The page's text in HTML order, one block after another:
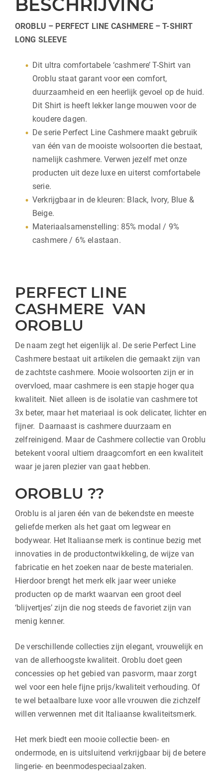
OROBLU – PERFECT LINE CASHMERE – T-SHIRT
LONG SLEEVE
Dit ultra comfortabele ‘cashmere’ T-Shirt van
Oroblu staat garant voor een comfort,
duurzaamheid en een heerlijk gevoel op de huid.
Dit Shirt is heeft lekker lange mouwen voor de
koudere dagen.
De serie Perfect Line Cashmere maakt gebruik
van één van de mooiste wolsoorten die bestaat,
namelijk cashmere. Verwen jezelf met onze
producten uit deze luxe en uiterst comfortabele
serie.
Verkrijgbaar in de kleuren: Black, Ivory, Blue &
Beige.
Materiaalsamenstelling: 85% modal / 9%
cashmere / 6% elastaan.
PERFECT LINE
CASHMERE VAN
OROBLU
De naam zegt het eigenlijk al. De serie Perfect Line
Cashmere bestaat uit artikelen die gemaakt zijn van
de zachtste cashmere. Mooie wolsoorten zijn er in
overvloed, maar cashmere is een stapje hoger qua
kwaliteit. Niet alleen is de isolatie van cashmere tot
3x beter, maar het materiaal is ook delicater, lichter en
fijner. Daarnaast is cashmere duurzaam en
zelfreinigend. Maar de Cashmere collectie van Oroblu
betekent vooral ultiem draagcomfort en een kwaliteit
waar je jaren plezier van gaat hebben.
OROBLU ??
Oroblu is al jaren één van de bekendste en meeste
geliefde merken als het gaat om legwear en
bodywear. Het Italiaanse merk is continue bezig met
innovaties in de productontwikkeling, de wijze van
fabricatie en het zoeken naar de beste materialen.
Hierdoor brengt het merk elk jaar weer unieke
producten op de markt waarvan een groot deel
‘blijvertjes’ zijn die nog steeds de favoriet zijn van
menig kenner.
De verschillende collecties zijn elegant, vrouwelijk en
van de allerhoogste kwaliteit. Oroblu doet geen
concessies op het gebied van pasvorm, maar zorgt
wel voor een hele fijne prijs/kwaliteit verhouding. Of
te wel betaalbare luxe voor alle vrouwen die zichzelf
willen verwennen met dit Italiaanse kwaliteitsmerk.
Het merk biedt een mooie collectie been- en
ondermode, en is uitsluitend verkrijgbaar bij de betere
lingerie- en beenmodespeciaalzaken.